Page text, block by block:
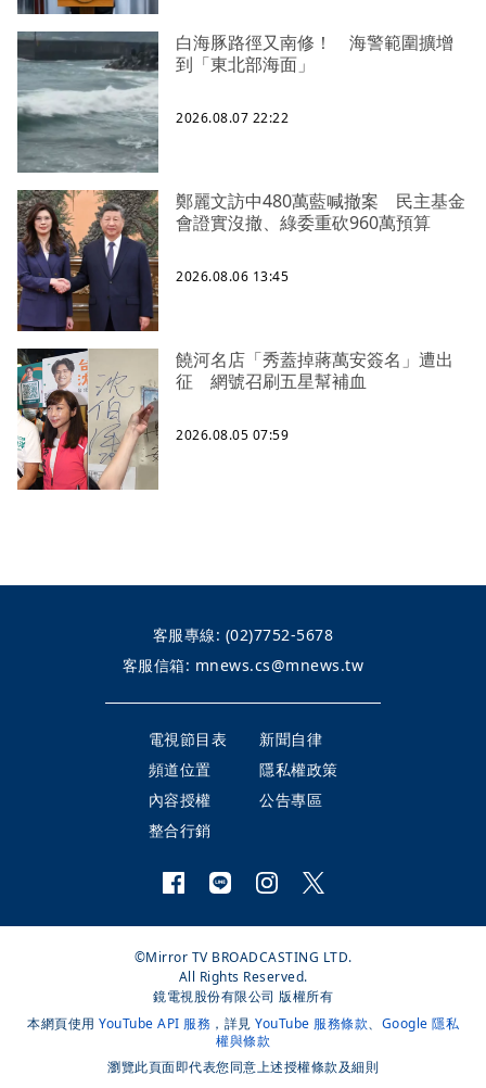
白海豚路徑又南修！ 海警範圍擴增
到「東北部海面」
2026.08.07 22:22
鄭麗文訪中480萬藍喊撤案 民主基金
會證實沒撤、綠委重砍960萬預算
2026.08.06 13:45
饒河名店「秀蓋掉蔣萬安簽名」遭出
征 網號召刷五星幫補血
2026.08.05 07:59
客服專線: (02)7752-5678
客服信箱: mnews.cs@mnews.tw
電視節目表
新聞自律
頻道位置
隱私權政策
內容授權
公告專區
整合行銷
©Mirror TV BROADCASTING LTD.
All Rights Reserved.
鏡電視股份有限公司 版權所有
本網頁使用 YouTube API 服務 ，詳見 YouTube 服務條款、 Google 隱私
權與條款
瀏覽此頁面即代表您同意上述授權條款及細則